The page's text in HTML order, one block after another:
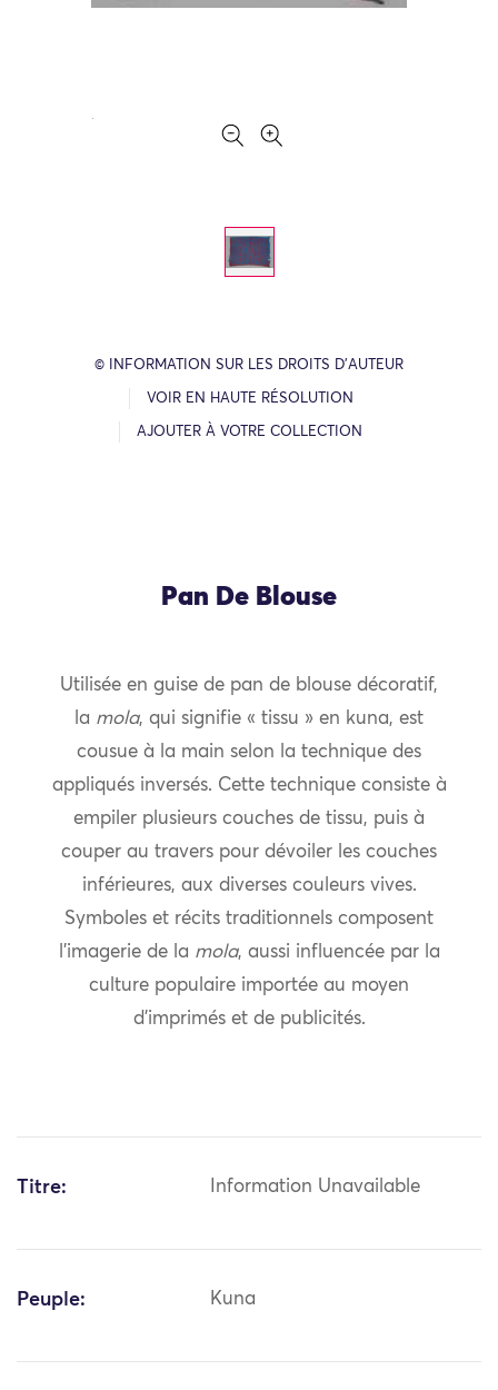
© INFORMATION SUR LES DROITS D’AUTEUR
VOIR EN HAUTE RÉSOLUTION
AJOUTER À VOTRE COLLECTION
Pan De Blouse
Utilisée en guise de pan de blouse décoratif,
la mola, qui signifie « tissu » en kuna, est
cousue à la main selon la technique des
appliqués inversés. Cette technique consiste à
empiler plusieurs couches de tissu, puis à
couper au travers pour dévoiler les couches
inférieures, aux diverses couleurs vives.
Symboles et récits traditionnels composent
l’imagerie de la mola, aussi influencée par la
culture populaire importée au moyen
d’imprimés et de publicités.
Titre: Information Unavailable
Peuple: Kuna